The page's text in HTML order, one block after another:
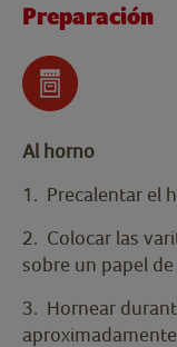
Preparación
Al horno
1. Precalentar el
2. Colocar las
sobre un papel
3. Hornear